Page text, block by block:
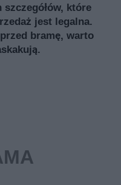
które
jest legalna.
bramę, warto